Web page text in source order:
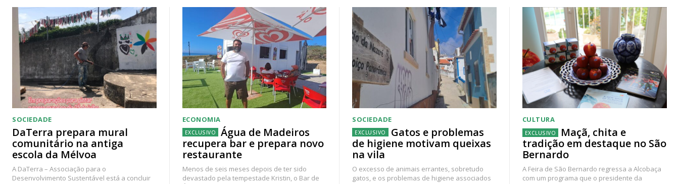
SOCIEDADE
DaTerra prepara mural
comunitário na antiga
escola da Mélvoa
A DaTerra – Associação para o
Desenvolvimento Sustentável está a concluir
ECONOMIA
Água de Madeiros
recupera bar e prepara novo
restaurante
Menos de seis meses depois de ter sido
devastado pela tempestade Kristin, o Bar de
SOCIEDADE
Gatos e problemas
de higiene motivam queixas
na vila
O excesso de animais errantes, sobretudo
gatos, e os problemas de higiene associados
CULTURA
Maçã, chita e
tradição em destaque no São
Bernardo
A Feira de São Bernardo regressa a Alcobaça
com um programa que o presidente da